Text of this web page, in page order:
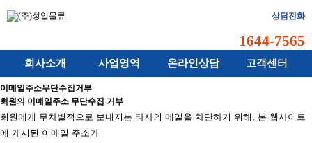
상담전화
1644-7565
회사소개 사업영역 온라인상담 고객센터
이메일주소무단수집거부
회원의 이메일주소 무단수집 거부
회원에게 무차별적으로 보내지는 타사의 메일을 차단하기 위해, 본 웹사이트
에 게시된 이메일 주소가